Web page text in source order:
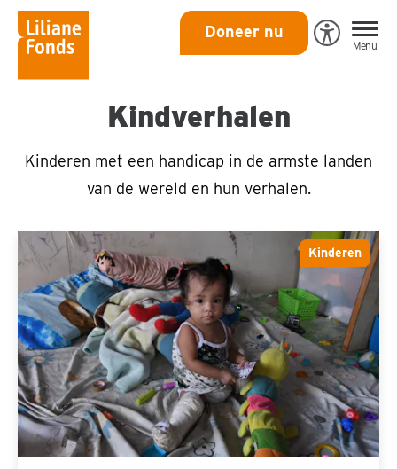
Liliane
Fonds
Doneer nu
Open
Menu
Kindverhalen
Kinderen met een handicap in de armste landen
van de wereld en hun verhalen.
Kinderen
Liefdevolle
zorg
op
maat
voor
Noelle